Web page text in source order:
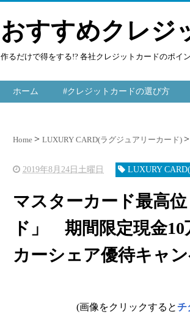
おすすめクレジ
作るだけで得をする!? 各社クレジットカードのポイ
ホーム #クレジットカードの選び方
Home LUXURY CARD(ラグジュアリーカード)
2019年8月24日土曜日 LUXURY
マスターカード最高
ド」 期間限定現金
カーシェア優待キャ
(画像をクリックするとチ